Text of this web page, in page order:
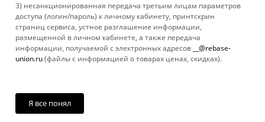
2026 © Rebase Union
Мы используем файлы cookie, разработанные нашими
специалистами и третьими лицами, для анализа событий на
нашем веб-сайте, что позволяет нам улучшать
взаимодействие с пользователями и обслуживание.
Продолжая просмотр страниц нашего сайта, вы принимаете
условия его использования. Более подробные сведения
Принимаю
3) несанкционированная передача третьим лицам параметров
доступа (логин/пароль) к личному кабинету, принтскрин
страниц сервиса, устное разглашение информации,
размещенной в личном кабинете, а также передача
информации, получаемой с электронных адресов
__@rebase-
union.ru(файлы с информацией о товарах ценах, скидках).
Я все понял